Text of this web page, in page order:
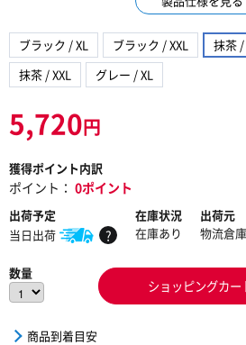
ブラック / XL ブラック / XXL 抹茶
抹茶 / XXL
グレー / XL
5,720円
獲得ポイント内訳
ポイント： 0ポイント
出荷予定
当日出荷
?
在庫状況
在庫あり
出荷元
物流倉
数量
ショッピングカー
商品到着目安